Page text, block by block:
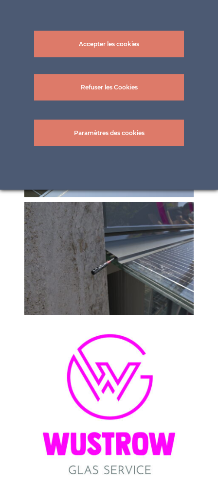
Accepter les cookies
Refuser les Cookies
Paramètres des cookies